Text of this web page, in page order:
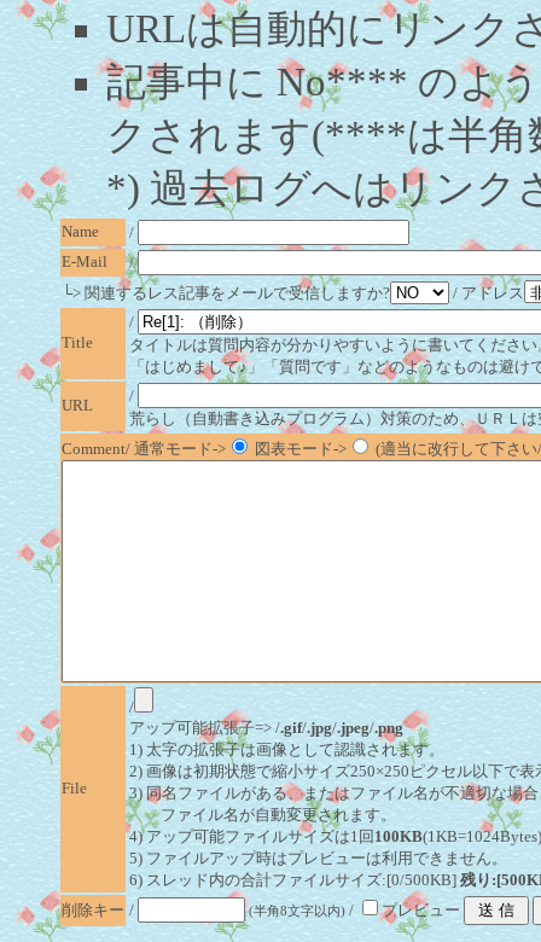
URLは自動的にリンク
記事中に No**** のよ
クされます(****は半角
*) 過去ログへはリンク
Name
/
E-Mail
/
└> 関連するレス記事をメールで受信しますか?
/ アドレス
Title
/
タイトルは質問内容が分かりやすいように書いてください
「はじめまして♪」「質問です」などのようなものは避け
URL
/
荒らし（自動書き込みプログラム）対策のため、ＵＲＬ
Comment/ 通常モード->
図表モード-> (適当に改行して下さ
File
/
アップ可能拡張子=> /.gif/.jpg/.jpeg/.png
1) 太字の拡張子は画像として認識されます。
2) 画像は初期状態で縮小サイズ250×250ピクセル以下で表
3) 同名ファイルがある、またはファイル名が不適切な場
ファイル名が自動変更されます。
4) アップ可能ファイルサイズは1回 100KB
5) ファイルアップ時はプレビューは利用できません。
6) スレッド内の合計ファイルサイズ:[0/500KB] 残り
削除キー / (半角8文字以内) / プレビュー